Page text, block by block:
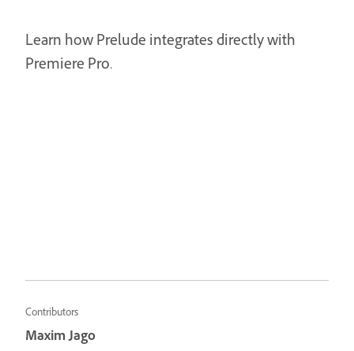
Learn how Prelude integrates directly with
Premiere Pro.
Contributors
Maxim Jago